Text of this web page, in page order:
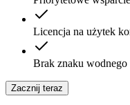
Licencja na użytek
Brak znaku wodnego
Zacznij teraz